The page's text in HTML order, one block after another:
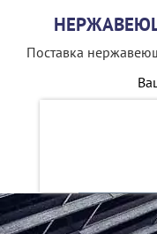
Поставка